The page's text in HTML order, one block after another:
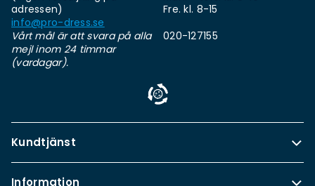
adressen)
info@pro-dress.se
Vårt mål är att svara på alla
mejl inom 24 timmar
(vardagar).
Fre. kl. 8-15
020-127155
Kundtjänst
Information